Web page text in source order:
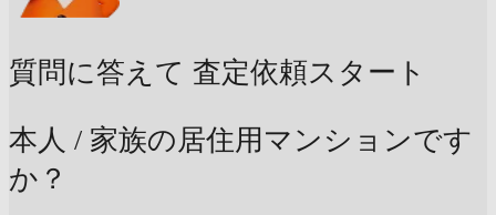
質問に答えて 査定依頼スタート
本人 / 家族の居住用マンションです
か？